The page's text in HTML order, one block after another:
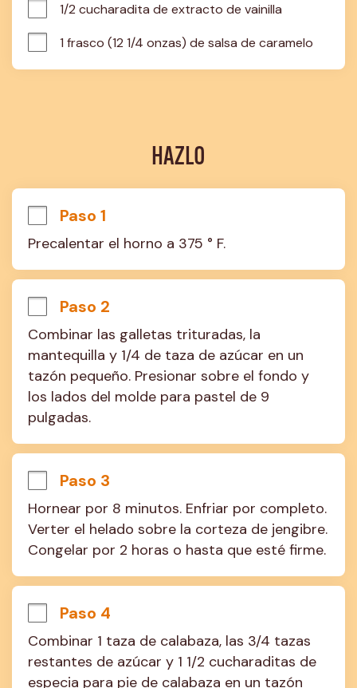
1/2 cucharadita de extracto de vainilla
1 frasco (12 1/4 onzas) de salsa de caramelo
HAZLO
Paso 1
Precalentar el horno a 375 ° F.
Paso 2
Combinar las galletas trituradas, la
mantequilla y 1/4 de taza de azúcar en un
tazón pequeño. Presionar sobre el fondo y
los lados del molde para pastel de 9
pulgadas.
Paso 3
Hornear por 8 minutos. Enfriar por completo.
Verter el helado sobre la corteza de jengibre.
Congelar por 2 horas o hasta que esté firme.
Paso 4
Combinar 1 taza de calabaza, las 3/4 tazas
restantes de azúcar y 1 1/2 cucharaditas de
especia para pie de calabaza en un tazón